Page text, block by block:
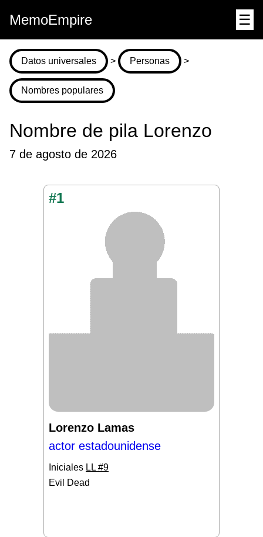
MemoEmpire ☰
Datos universales > Personas >
Nombres populares
Nombre de pila Lorenzo
7 de agosto de 2026
#1
Lorenzo Lamas
actor estadounidense
Iniciales LL #9
Evil Dead